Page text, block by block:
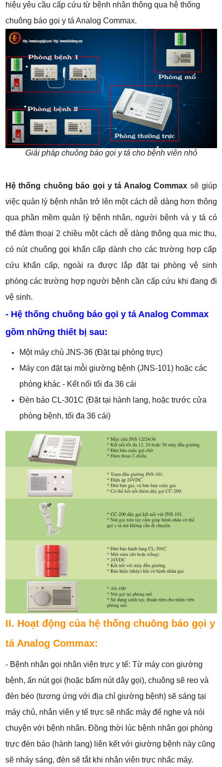
hiệu yêu cầu cấp cứu từ bệnh nhân thông qua hệ thống
chuông báo gọi y tá Analog Commax.
Giải pháp chuông báo gọi y tá cho bệnh viên nhỏ
Hệ thống chuông báo gọi y tá Analog Commax sẽ giúp
việc quản lý bệnh nhân trở lên một cách dễ dàng hơn thông
qua phần mềm quản lý bệnh nhân, người bệnh và y tá có
thể đàm thoại 2 chiều một cách dễ dàng thông qua mic thu,
có nút chuông gọi khẩn cấp dành cho các trường hợp cấp
cứu khẩn cấp, ngoài ra được lắp đặt tại phòng vệ sinh
phòng các trường hợp người bệnh cần cấp cứu khi đang đi
vệ sinh.
- Hệ thống chuông báo gọi y tá Analog Commax
gồm những thiết bị sau:
Một máy chủ JNS-36 (Đặt tại phòng trực)
Máy con đặt tại mỗi giường bệnh (JNS-101) hoặc các
phòng khác - Kết nối tối đa 36 cái
Đèn báo CL-301C (Đặt tại hành lang, hoặc trước cửa
phòng bệnh, tối đa 36 cái)
II. Hoạt động của hệ thống chuông báo gọi y
tá Analog Commax:
- Bệnh nhân gọi nhân viên trực y tế: Từ máy con giường
bệnh, ấn nút gọi (hoặc bấm nút dây gọi), chuông sẽ reo và
đèn béo (tương ứng với địa chỉ giường bệnh) sẽ sáng tại
máy chủ, nhân viên y tế trực sẽ nhấc máy để nghe và nói
chuyện với bệnh nhân. Đồng thời lúc bệnh nhân gọi phòng
trực đèn báo (hành lang) liên kết với giường bệnh này cũng
sẽ nháy sáng, đèn sẽ tắt khi nhân viên trực nhấc máy.